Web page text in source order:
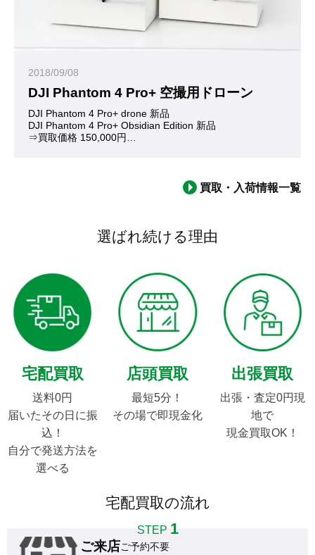
Mavic Miniはクイックショットや3軸ジンバルカメラなど、上
軽量コンパクト・高性能・手頃な価格、と三拍子揃ったDJI
2018/09/08
DJI Phantom 4 Pro+ 空撮用ドローン
DJI Phantom 4 Pro+ drone 新品
DJI Phantom 4 Pro+ Obsidian Edition 新品
⇒買取価格 150,000円
今や空撮用ドローンの定番となったモデル『DJI Phantom4 Pro
Mavic Pro(マービックプロ)と並ぶDJI ドローン フラッグシッ
買取・入荷情報一覧
選ばれ続ける理由
宅配買取
送料0円
届いたその日に振
込！
自分で発送方法を
選べる
店頭買取
最短5分！
その場で即現金化
出張買取
出張・査定0円現
地で
現金買取OK！
宅配買取の流れ
STEP 1
ご来店ご予約不要